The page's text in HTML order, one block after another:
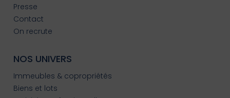
Presse
Contact
On recrute
NOS UNIVERS
Immeubles & copropriétés
Biens et lots